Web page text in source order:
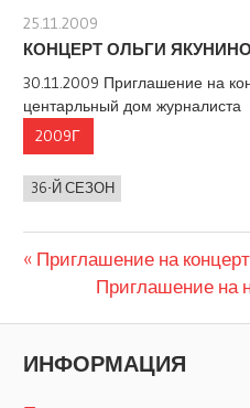
25.11.2009
КОНЦЕРТ ОЛЬГИ
30.11.2009 Приглашение на
центарльный дом журналиста
2009Г
36-Й СЕЗОН
Навигация
записям
Предыдущая
запись:
Приглашение на
Следующая
Пригла­шение на
ИНФОРМАЦИЯ